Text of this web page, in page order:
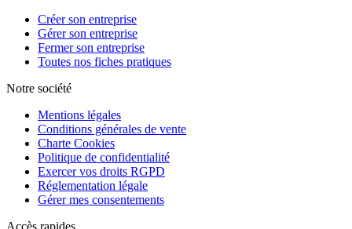
Créer son entreprise
Gérer son entreprise
Fermer son entreprise
Toutes nos fiches pratiques
Notre société
Mentions légales
Conditions générales de vente
Charte Cookies
Politique de confidentialité
Exercer vos droits RGPD
Réglementation légale
Gérer mes consentements
Accès rapides